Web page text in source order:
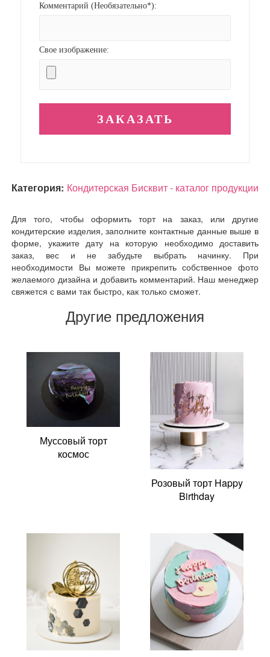
Комментарий (Необязательно*):
Свое изображение:
Категория: Кондитерская Бисквит - каталог продукции
Для того, чтобы оформить торт на заказ, или другие
кондитерские изделия, заполните контактные данные выше в
форме, укажите дату на которую необходимо доставить
заказ, вес и не забудьте выбрать начинку. При
необходимости Вы можете прикрепить собственное фото
желаемого дизайна и добавить комментарий. Наш менеджер
свяжется с вами так быстро, как только сможет.
Другие предложения
Муссовый торт
космос
Розовый торт Happy
Birthday